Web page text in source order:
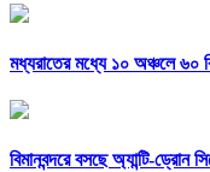
মধ্যরাতের মধ্যে ১০ অঞ্চলে ৬০
বিমানবন্দরে বসছে অ্যান্টি-ড্রোন